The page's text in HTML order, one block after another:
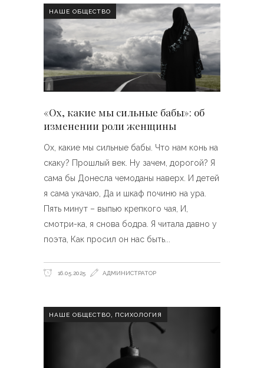
НАШЕ ОБЩЕСТВО
«Ох, какие мы сильные бабы»: об
изменении роли женщины
Ох, какие мы сильные бабы. Что нам конь на
скаку? Прошлый век. Ну зачем, дорогой? Я
сама бы Донесла чемоданы наверх. И детей
я сама укачаю, Да и шкаф починю на ура.
Пять минут – выпью крепкого чая, И,
смотри-ка, я снова бодра. Я читала давно у
поэта, Как просил он нас быть
16.05.2025 АДМИНИСТРАТОР
НАШЕ ОБЩЕСТВО ПСИХОЛОГИЯ